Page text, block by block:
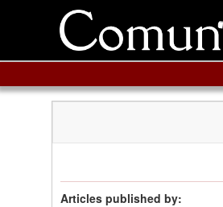
Articles published by: